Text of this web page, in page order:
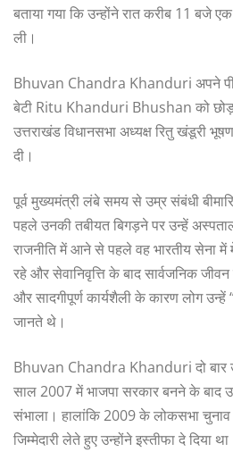
बताया गया कि उन्होंने रात करीब 11 बजे
ली।
Bhuvan Chandra Khanduri अपने
बेटी Ritu Khanduri Bhushan को
उत्तराखंड विधानसभा अध्यक्ष रितु खंडूरी
दी।
पूर्व मुख्यमंत्री लंबे समय से उम्र संबंधी
पहले उनकी तबीयत बिगड़ने पर उन्हें अस्पताल
राजनीति में आने से पहले वह भारतीय सेना
रहे और सेवानिवृत्ति के बाद सार्वजनिक
और सादगीपूर्ण कार्यशैली के कारण लोग
जानते थे।
Bhuvan Chandra Khanduri दो बार
साल 2007 में भाजपा सरकार बनने के बाद
संभाला। हालांकि 2009 के लोकसभा चुनाव
जिम्मेदारी लेते हुए उन्होंने इस्तीफा दे दिया